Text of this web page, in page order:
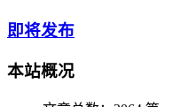
即将发布
本站概况